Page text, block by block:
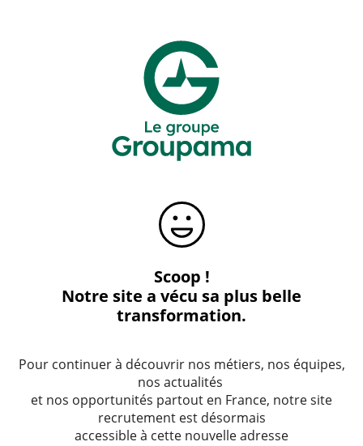
Scoop !
Notre site a vécu sa plus belle
transformation.
Pour continuer à découvrir nos métiers, nos équipes,
nos actualités
et nos opportunités partout en France, notre site
recrutement est désormais
accessible à cette nouvelle adresse